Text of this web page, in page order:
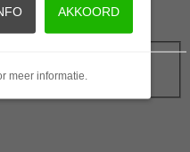
AKKOORD
meer informatie.